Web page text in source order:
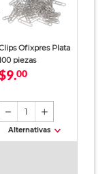
Ofixpres Plata
piezas
00
1
Alternativas